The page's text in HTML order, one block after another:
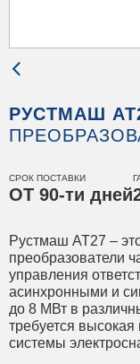
РУСТМАШ
СРОК ПОСТАВКИ
ОТ 90-ти дней
Рустмаш АТ27 –
преобразователи
управления
асинхронными и
до 8 МВт в
требуется
системы